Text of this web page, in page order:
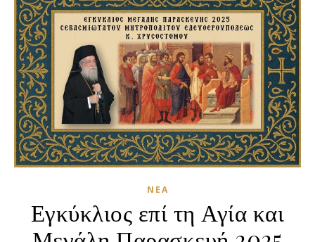
ΝΈΑ
Εγκύκλιος επί τη Αγία και